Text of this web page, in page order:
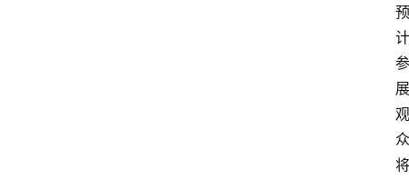
预
计
参
展
观
众
将